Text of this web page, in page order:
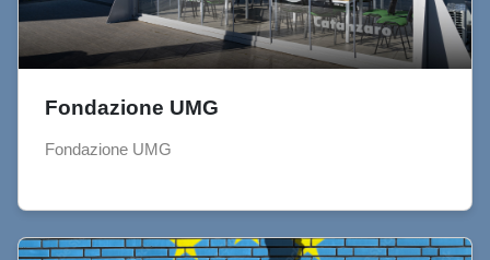
Fondazione UMG
Fondazione UMG